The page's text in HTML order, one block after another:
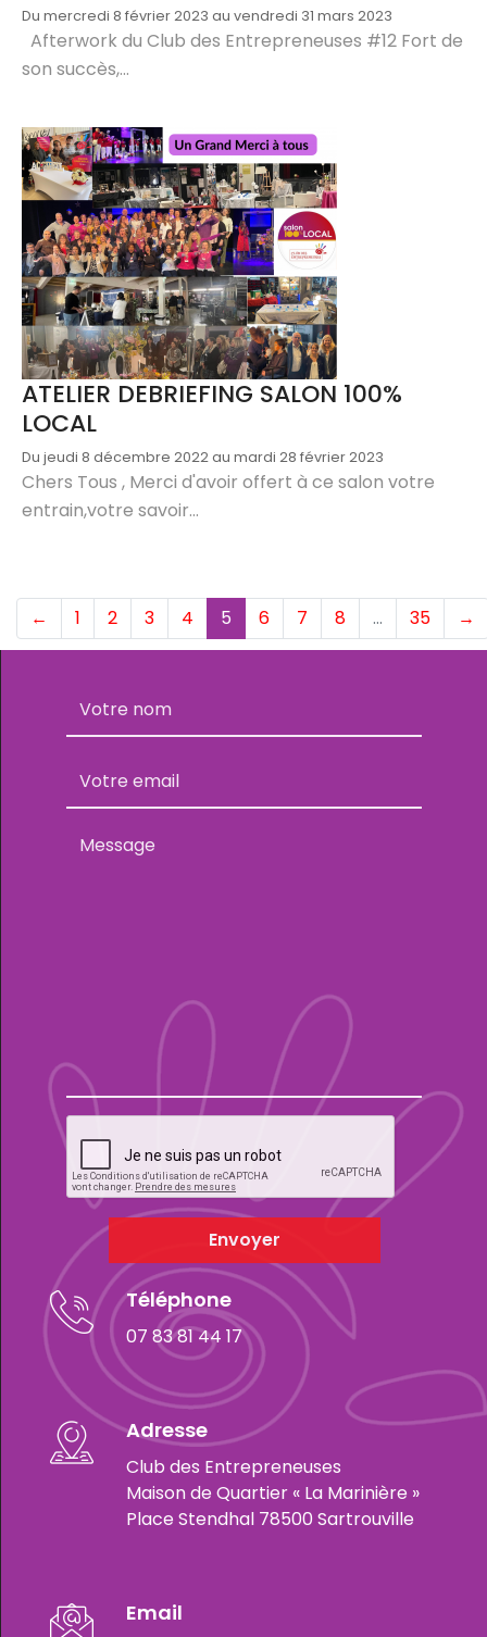
Du mercredi 8 février 2023 au vendredi 31 mars 2023
Afterwork du Club des Entrepreneuses #12 Fort de
son succès,...
ATELIER DEBRIEFING SALON 100%
LOCAL
Du jeudi 8 décembre 2022 au mardi 28 février 2023
Chers Tous , Merci d'avoir offert à ce salon votre
entrain,votre savoir...
← 1 2 3 4 5 (current)
6 7 8 … 35 →
Envoyer
Téléphone
07 83 81 44 17
Adresse
Club des Entrepreneuses
Maison de Quartier « La Marinière »
Place Stendhal 78500 Sartrouville
Email